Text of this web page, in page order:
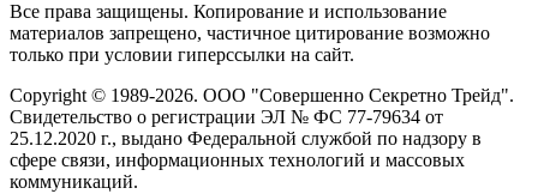
Все права защищены. Копирование и использование
материалов запрещено, частичное цитирование возможно
только при условии гиперссылки на сайт.
Copyright © 1989-2026. ООО "Совершенно Секретно Трейд".
Свидетельство о регистрации ЭЛ № ФС 77-79634 от
25.12.2020 г., выдано Федеральной службой по надзору в
сфере связи, информационных технологий и массовых
коммуникаций.